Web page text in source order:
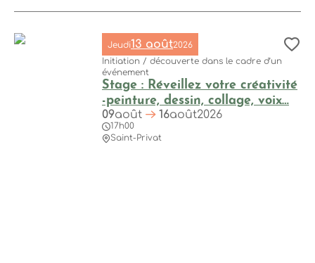
Jeudi13 août2026
Initiation / découverte dans le cadre d’un
événement
Stage : Réveillez votre créativité
-peinture, dessin, collage, voix…
09août 16août2026
17h00
Saint-Privat
Stage : Réveillez votre créativité -peinture, dessin, collage,